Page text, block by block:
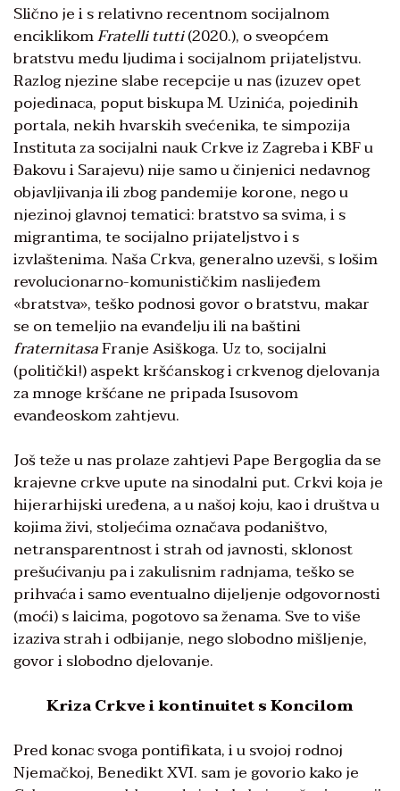
Slično je i s relativno recentnom socijalnom
enciklikomFratelli tutti(2020.), o sveopćem
bratstvu među ljudima i socijalnom prijateljstvu.
Razlog njezine slabe recepcije u nas (izuzev opet
pojedinaca, poput biskupa M. Uzinića, pojedinih
portala, nekih hvarskih svećenika, te simpozija
Instituta za socijalni nauk Crkve iz Zagreba i KBF u
Đakovu i Sarajevu) nije samo u činjenici nedavnog
objavljivanja ili zbog pandemije korone, nego u
njezinoj glavnoj tematici: bratstvo sa svima, i s
migrantima, te socijalno prijateljstvo i s
izvlaštenima. Naša Crkva, generalno uzevši, s lošim
revolucionarno-komunističkim naslijeđem
«bratstva», teško podnosi govor o bratstvu, makar
se on temeljio na evanđelju ili na baštini
fraternitasaFranje Asiškoga. Uz to, socijalni
(politički!) aspekt kršćanskog i crkvenog djelovanja
za mnoge kršćane ne pripada Isusovom
evanđeoskom zahtjevu.
Još teže u nas prolaze zahtjevi Pape Bergoglia da se
krajevne crkve upute na sinodalni put. Crkvi koja je
hijerarhijski uređena, a u našoj koju, kao i društva u
kojima živi, stoljećima označava podaništvo,
netransparentnost i strah od javnosti, sklonost
prešućivanju pa i zakulisnim radnjama, teško se
prihvaća i samo eventualno dijeljenje odgovornosti
(moći) s laicima, pogotovo sa ženama. Sve to više
izaziva strah i odbijanje, nego slobodno mišljenje,
govor i slobodno djelovanje.
Kriza Crkve i kontinuitet s Koncilom
Pred konac svoga pontifikata, i u svojoj rodnoj
Njemačkoj, Benedikt XVI. sam je govorio kako je